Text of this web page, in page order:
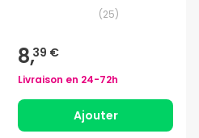
(25)
8,39 €
Livraison en 24-72h
Ajouter